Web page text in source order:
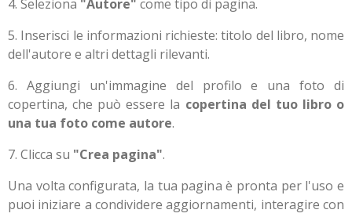
4. Seleziona "Autore" come tipo di pagina.
5. Inserisci le informazioni richieste: titolo del libro, nome
dell'autore e altri dettagli rilevanti.
6. Aggiungi un'immagine del profilo e una foto di
copertina, che può essere la copertina del tuo libro o
una tua foto come autore.
7. Clicca su "Crea pagina".
Una volta configurata, la tua pagina è pronta per l'uso e
puoi iniziare a condividere aggiornamenti, interagire con